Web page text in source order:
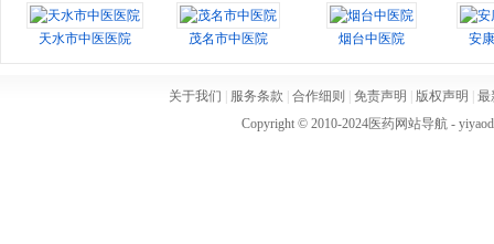
天水市中医医院 茂名市中医院 烟台中医院 安
关于我们 服务条款 合作细则 免责声明 版权声明
最
Copyright © 2010-2024医药网站导航-